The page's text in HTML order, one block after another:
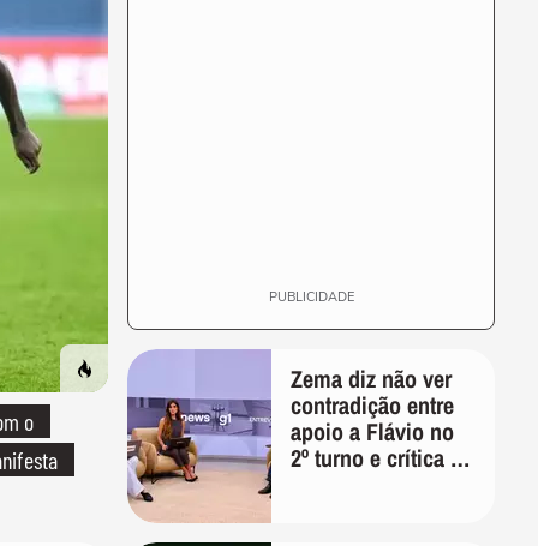
o
PUBLICIDADE
Zema diz não ver
contradição entre
apoio a Flávio no
2º turno e crítica ao